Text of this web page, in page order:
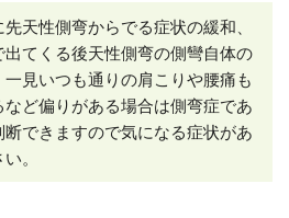
天性側弯からでる症状の緩和、
てくる後天性側弯の側彎自体の
見いつも通りの肩こりや腰痛も
ど偏りがある場合は側弯症であ
できますので気になる症状があ
。